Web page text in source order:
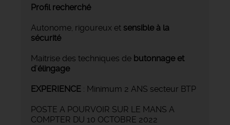
Profil recherché
Autonome, rigoureux et sensible à la
sécurité
Maitrise des techniques de butonnage et
d'élingage
EXPERIENCE : Minimum 2 ANS secteur BTP
POSTE A POURVOIR SUR LE MANS A
COMPTER DU 10 OCTOBRE 2022